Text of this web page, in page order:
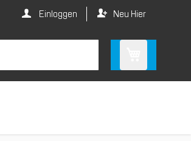
Einloggen Neu Hier